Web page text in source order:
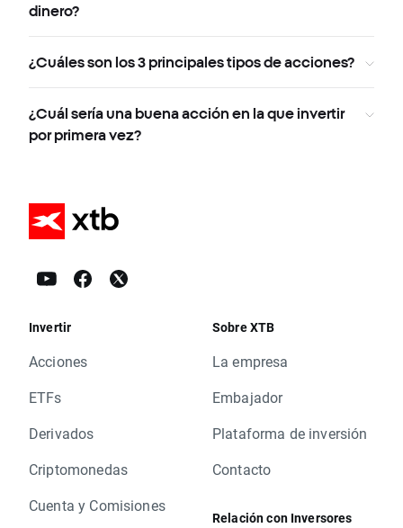
dinero?
¿Cuáles son los 3 principales tipos de acciones?
¿Cuál sería una buena acción en la que invertir
por primera vez?
Invertir
Acciones
ETFs
Derivados
Criptomonedas
Cuenta y Comisiones
Sobre XTB
La empresa
Embajador
Plataforma de inversión
Contacto
Relación con Inversores